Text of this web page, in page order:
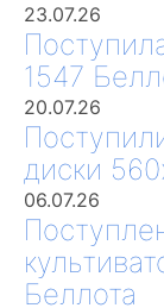
23.07.26
1547
20.07.26
диски
06.07.26
Беллота